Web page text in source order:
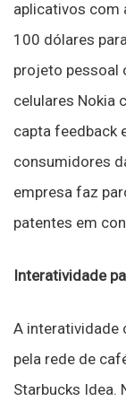
aplicativos com
100 dólares
projeto pessoal
celulares Nokia
capta feedback
consumidores
empresa faz
patentes em
Interatividade
A interatividade
pela rede de
Starbucks Idea.